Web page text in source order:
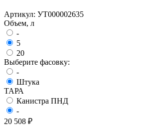
Артикул: УТ000002635
Объем, л
-
5
20
Выберите фасовку:
-
Штука
ТАРА
Канистра ПНД
-
20 508 ₽